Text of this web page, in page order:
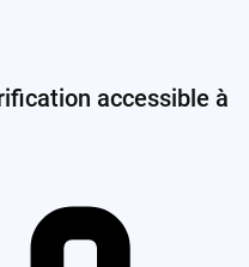
accessible à